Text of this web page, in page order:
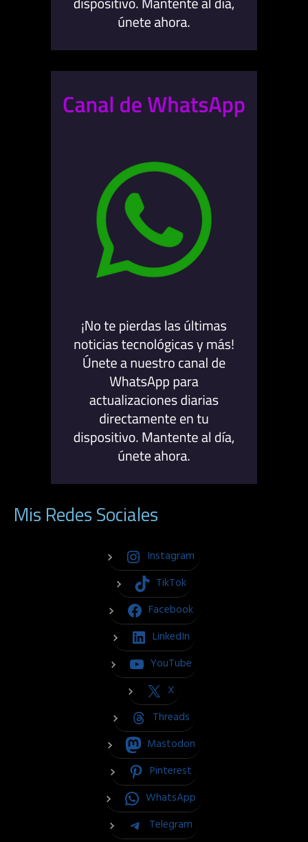
Mis Redes Sociales
Instagram
TikTok
Facebook
LinkedIn
YouTube
X
Threads
Mastodon
Pinterest
WhatsApp
Telegram